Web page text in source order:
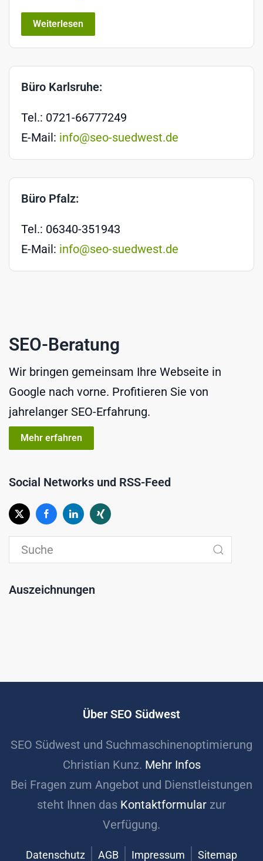
Weiterlesen
Büro Karlsruhe:
Tel.: 0721-66777249
E-Mail: info@seo-suedwest.de
Büro Pfalz:
Tel.: 06340-351943
E-Mail: info@seo-suedwest.de
SEO-Beratung
Wir bringen gemeinsam Ihre Webseite in
Google nach vorne. Profitieren Sie von
jahrelanger SEO-Erfahrung.
Mehr erfahren
Social Networks und RSS-Feed
Auszeichnungen
Über SEO Südwest
SEO Südwest und Suchmaschinenoptimierung
Christian Kunz. Mehr Infos
Bei Fragen zum Angebot und Dienstleistungen
steht Ihnen das Kontaktformular zur
Verfügung.
Datenschutz AGB Impressum Sitemap